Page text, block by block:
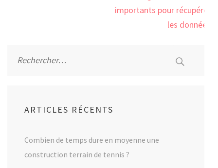
importants pour récupérer
les données
ARTICLES RÉCENTS
Combien de temps dure en moyenne une
construction terrain de tennis ?